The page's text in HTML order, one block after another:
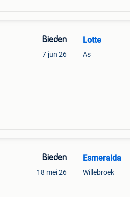
Bieden
7 jun 26
Lotte
As
Bieden
18 mei 26
Esmeralda
Willebroek